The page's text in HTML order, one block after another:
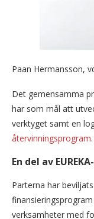
Paan Hermansson,
Det gemensamma
har som mål att
verktyget samt en
återvinningsprogram.
En del av
Parterna har
verksamheter med